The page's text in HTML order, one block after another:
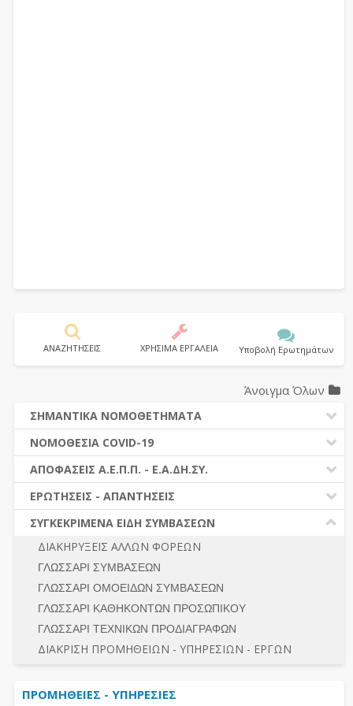
ΑΝΑΖΗΤΗΣΕΙΣ ΧΡΗΣΙΜΑ ΕΡΓΑΛΕΙΑ Υποβολή Ερωτημάτων
Άνοιγμα Όλων
ΣΗΜΑΝΤΙΚΑ ΝΟΜΟΘΕΤΗΜΑΤΑ
ΔΗΜΟΣΙΕΣ ΣΥΜΒΑΣΕΙΣ (Ν. 4412/2016)
ΔΗΜΟΤΙΚΟΣ ΚΩΔΙΚΑΣ (Ν.3463/2006)
ΚΑΛΛΙΚΡΑΤΗΣ (Ν.3852/2010)
ΝΟΜΟΘΕΣΙΑ - ΝΟΜΟΛΟΓΙΑ (ΣΥΝΟΛΟ)
ΝΟΜΟΘΕΣΙΑ COVID-19
ΝΟΜΟΘΕΣΙΑ - ΝΟΜΟΛΟΓΙΑ COVID -19
ΕΡΩΤΗΣΕΙΣ - ΑΠΑΝΤΗΣΕΙΣ
ΑΠΟΦΑΣΕΙΣ Α.Ε.Π.Π. - Ε.Α.ΔΗ.ΣΥ.
ΠΡΟΔΙΚΑΣΤΙΚΗ ΠΡΟΣΦΥΓΗ
ΓΕΝΙΚΟΙ ΚΑΝΟΝΕΣ
ΔΙΚΑΙΟΥΜΕΝΟΙ ΣΥΜΜΕΤΟΧΗΣ
ΠΡΟΣΦΟΡΕΣ – ΔΙΚΑΙΟΛΟΓΗΤΙΚΑ ΣΥΜΜΕΤΟΧΗΣ
ΔΙΕΞΑΓΩΓΗ ΔΙΑΔΙΚΑΣΙΑΣ
ΕΣΗΔΗΣ – ΚΗΜΔΗΣ
ΠΕΡΙΛΗΨΕΙΣ ΑΠΟΦΑΣΕΩΝ Α.Ε.Π.Π. - Ε.Α.ΔΗ.ΣΥ.
ΣΥΝΟΛΟ
ΕΡΩΤΗΣΕΙΣ - ΑΠΑΝΤΗΣΕΙΣ
Ν. 4782/2021 - ΤΡΟΠΟΠΟΙΗΣΗ 4412/2016
ΔΙΕΞΑΓΩΓΗ ΔΙΑΔΙΚΑΣΙΑΣ
ΔΙΑΔΙΚΑΣΙΕΣ ΑΝΑΘΕΣΗΣ
ΓΕΝΙΚΟΙ ΚΑΝΟΝΕΣ
ΠΡΟΕΤΟΙΜΑΣΙΑ - ΔΗΜΟΣΙΟΤΗΤΑ
ΛΟΓΟΙ ΑΠΟΚΛΕΙΣΜΟΥ-ΔΙΚΑΙΟΥΜΕΝΟΙ ΣΥΜΜΕΤΟΧΗΣ
ΠΡΟΣΦΟΡΕΣ - ΔΙΚΑΙΟΛΟΓΗΤΙΚΑ ΣΥΜΜΕΤΟΧΗΣ
ΣΥΓΚΕΚΡΙΜΕΝΑ ΕΙΔΗ ΣΥΜΒΑΣΕΩΝ
ΔΙΑΚΗΡΥΞΕΙΣ ΑΛΛΩΝ ΦΟΡΕΩΝ
ΓΛΩΣΣΑΡΙ ΣΥΜΒΑΣΕΩΝ
ΓΛΩΣΣΑΡΙ ΟΜΟΕΙΔΩΝ ΣΥΜΒΑΣΕΩΝ
ΓΛΩΣΣΑΡΙ ΚΑΘΗΚΟΝΤΩΝ ΠΡΟΣΩΠΙΚΟΥ
ΓΛΩΣΣΑΡΙ ΤΕΧΝΙΚΩΝ ΠΡΟΔΙΑΓΡΑΦΩΝ
ΔΙΑΚΡΙΣΗ ΠΡΟΜΗΘΕΙΩΝ - ΥΠΗΡΕΣΙΩΝ - ΕΡΓΩΝ
ΠΡΟΜΗΘΕΙΕΣ - ΥΠΗΡΕΣΙΕΣ